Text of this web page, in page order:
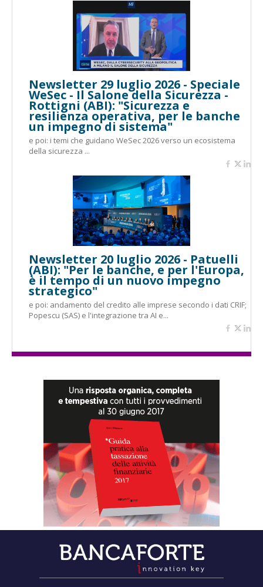
Newsletter 29 luglio 2026 - Speciale
WeSec - Il Salone della Sicurezza -
Rottigni (ABI): "Sicurezza e
resilienza operativa, per le banche
un impegno di sistema"
e poi: i temi che guidano WeSec 2026 verso un ecosistema
della sicurezza ...
Newsletter 20 luglio 2026 - Patuelli
(ABI): "Per le banche, e per l'Europa,
è il tempo di un nuovo impegno
strategico"
e poi: andamento del credito alle imprese secondo i dati CRIF;
Popescu (SAS) e l'integrazione tra AI e...